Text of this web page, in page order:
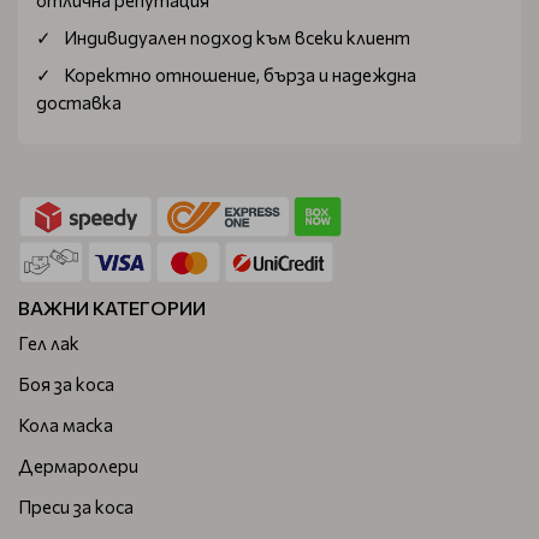
клиентите ни от София експресна доставка в рамките
на деня.Индивидуален подход към всеки клиент
Коректно отношение, бърза и надеждна
доставка
ВАЖНИ КАТЕГОРИИ
Гел лак
Боя за коса
Кола маска
Дермаролери
Преси за коса